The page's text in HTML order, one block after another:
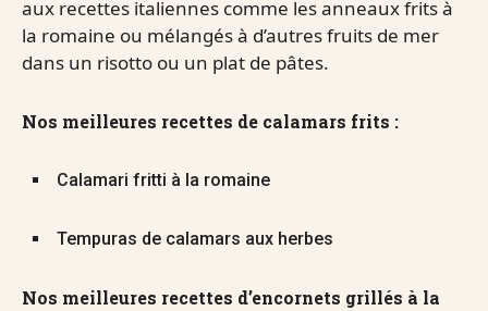
aux recettes italiennes comme les anneaux frits à
la romaine ou mélangés à d’autres fruits de mer
dans un risotto ou un plat de pâtes.
Nos meilleures recettes de calamars frits :
Calamari fritti à la romaine
Tempuras de calamars aux herbes
Nos meilleures recettes d’encornets grillés à la